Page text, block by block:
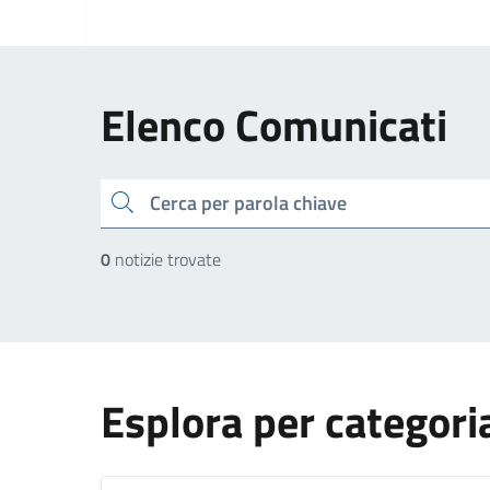
Elenco Comunicati
cerca
0 notizie trovate
Esplora per